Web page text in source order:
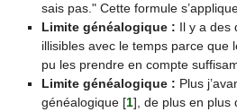
sais pas." Cette formule
Limite généalogique : Il y a des
illisibles avec le temps parce que
pu les prendre en compte
Limite généalogique : Plus
généalogique[1], de plus en plus